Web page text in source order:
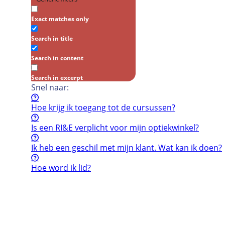
Exact matches only
Search in title
Search in content
Search in excerpt
Snel naar:
Hoe krijg ik toegang tot de cursussen?
Is een RI&E verplicht voor mijn optiekwinkel?
Ik heb een geschil met mijn klant. Wat kan ik doen?
Hoe word ik lid?